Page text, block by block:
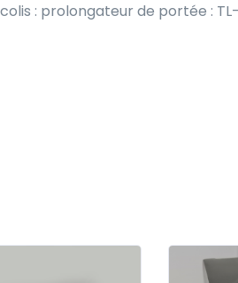
: prolongateur de portée :